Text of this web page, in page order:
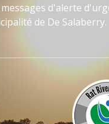
d'alerte
de De Salaberry.